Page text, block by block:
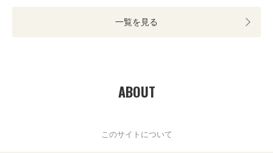
一覧を見る
ABOUT
このサイトについて